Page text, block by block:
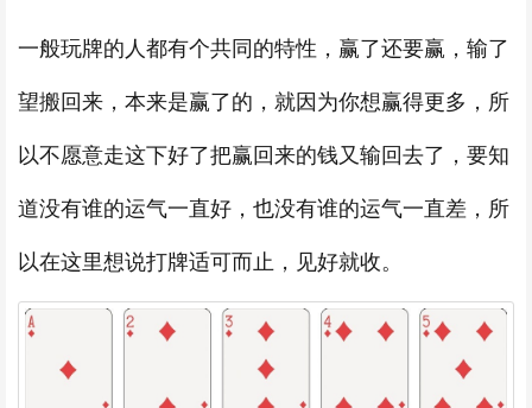
一般玩牌的人都有个共同的特性，赢了还要赢，输了
望搬回来，本来是赢了的，就因为你想赢得更多，所
以不愿意走这下好了把赢回来的钱又输回去了，要知
道没有谁的运气一直好，也没有谁的运气一直差，所
以在这里想说打牌适可而止，见好就收。